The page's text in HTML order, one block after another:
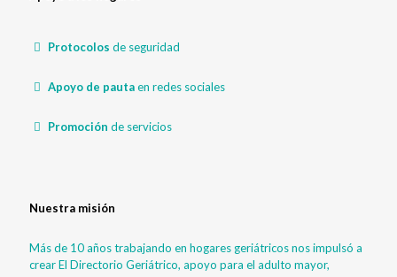
Protocolos de seguridad
Apoyo de pautaen redes sociales
Promoción de servicios
Nuestra misión
Más de 10 años trabajando en hogares geriátricos nos impulsó a
crear El Directorio Geriátrico, apoyo para el adulto mayor,